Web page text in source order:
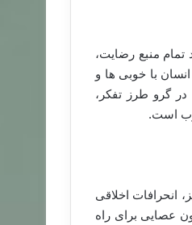
منبع رضایت،
با خوبی ها و
گرو طرز تفکر،
است.
انحرافات اخلاقی
عصایی برای راه